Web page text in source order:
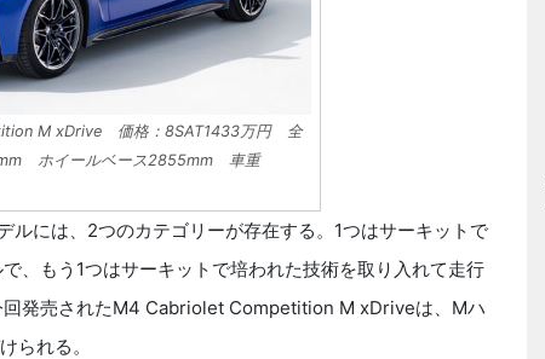
M xDrive 価格：8SAT1433万円 全
ホイールベース2855mm 車重
には、2つのカテゴリーが存在する。1つはサーキットで
、もう1つはサーキットで培われた技術を取り入れて走行
発売されたM4 Cabriolet Competition M xDriveは、Mハ
られる。